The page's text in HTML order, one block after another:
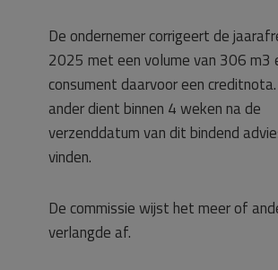
De ondernemer corrigeert de
2025 met een volume van 306 m3
consument daarvoor een
ander dient binnen 4 weken na de
verzenddatum van dit bindend
vinden.
De commissie wijst het meer of
verlangde af.